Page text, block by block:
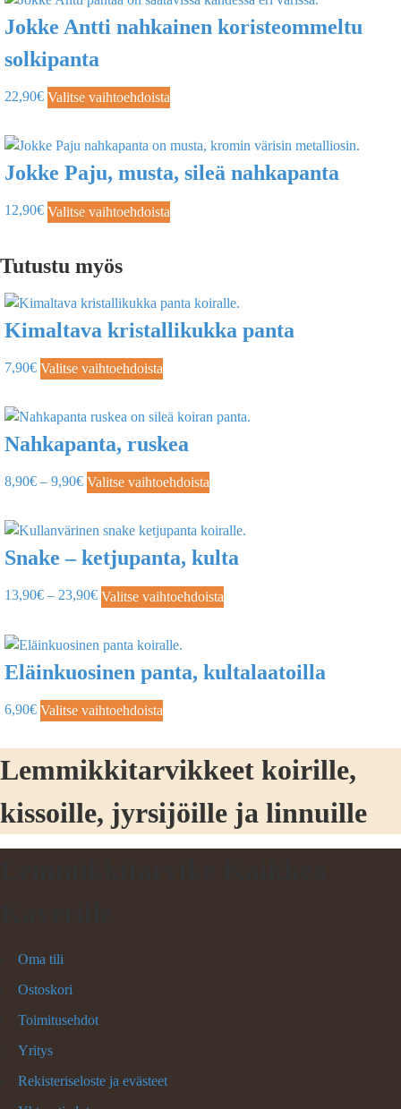
Jokke Antti nahkainen koristeommeltu
solkipanta
22,90€ Valitse vaihtoehdoista
Jokke Paju, musta, sileä nahkapanta
12,90€ Valitse vaihtoehdoista
Tutustu myös
Kimaltava kristallikukka panta
7,90€ Valitse vaihtoehdoista
Nahkapanta, ruskea
8,90€ – 9,90€ Valitse vaihtoehdoista
Snake – ketjupanta, kulta
13,90€ – 23,90€ Valitse vaihtoehdoista
Eläinkuosinen panta, kultalaatoilla
6,90€ Valitse vaihtoehdoista
Lemmikkitarvikkeet koirille,
kissoille, jyrsijöille ja linnuille
Oma tili
Ostoskori
Toimitusehdot
Yritys
Rekisteriseloste ja evästeet